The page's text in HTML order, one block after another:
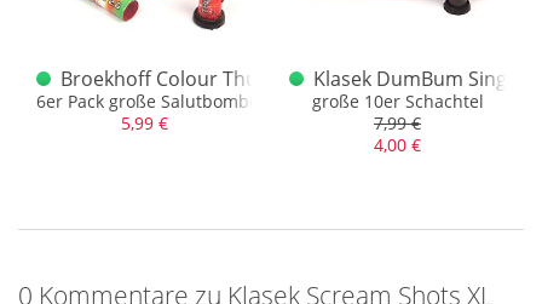
Shots F1 Fontänen
Varianten
Broekhoff Colour Thunder King 2.0 F2 Single Shots
6er Pack große Salutbombenrohre
5,99 €
Klasek DumBum Single
große 10er Schachtel
7,99 €
4,00 €
0 Kommentare zu Klasek Scream Shots XL